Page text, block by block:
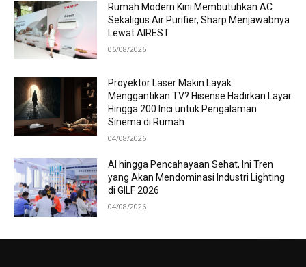
Rumah Modern Kini Membutuhkan AC
Sekaligus Air Purifier, Sharp Menjawabnya
Lewat AIREST
06/08/2026
Proyektor Laser Makin Layak
Menggantikan TV? Hisense Hadirkan Layar
Hingga 200 Inci untuk Pengalaman
Sinema di Rumah
04/08/2026
AI hingga Pencahayaan Sehat, Ini Tren
yang Akan Mendominasi Industri Lighting
di GILF 2026
04/08/2026